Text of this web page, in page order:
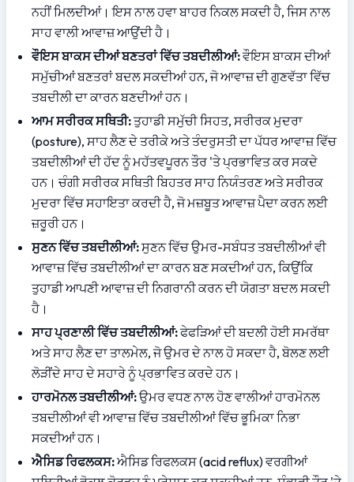
ਨਹੀਂ ਮਿਲਦੀਆਂ। ਇਸ ਨਾਲ ਹਵਾ ਬਾਹਰ ਨਿਕਲ ਸਕਦੀ ਹੈ, ਜਿਸ ਨਾਲ
ਸਾਹ ਵਾਲੀ ਆਵਾਜ਼ ਆਉਂਦੀ ਹੈ।
ਵੌਇਸ ਬਾਕਸ ਦੀਆਂ ਬਣਤਰਾਂ ਵਿੱਚ ਤਬਦੀਲੀਆਂ: ਵੌਇਸ ਬਾਕਸ ਦੀਆਂ
ਸਮੁੱਚੀਆਂ ਬਣਤਰਾਂ ਬਦਲ ਸਕਦੀਆਂ ਹਨ, ਜੋ ਆਵਾਜ਼ ਦੀ ਗੁਣਵੱਤਾ ਵਿੱਚ
ਤਬਦੀਲੀ ਦਾ ਕਾਰਨ ਬਣਦੀਆਂ ਹਨ।
ਆਮ ਸਰੀਰਕ ਸਥਿਤੀ: ਤੁਹਾਡੀ ਸਮੁੱਚੀ ਸਿਹਤ, ਸਰੀਰਕ ਮੁਦਰਾ
(posture), ਸਾਹ ਲੈਣ ਦੇ ਤਰੀਕੇ ਅਤੇ ਤੰਦਰੁਸਤੀ ਦਾ ਪੱਧਰ ਆਵਾਜ਼ ਵਿੱਚ
ਤਬਦੀਲੀਆਂ ਦੀ ਹੱਦ ਨੂੰ ਮਹੱਤਵਪੂਰਨ ਤੌਰ 'ਤੇ ਪ੍ਰਭਾਵਿਤ ਕਰ ਸਕਦੇ
ਹਨ। ਚੰਗੀ ਸਰੀਰਕ ਸਥਿਤੀ ਬਿਹਤਰ ਸਾਹ ਨਿਯੰਤਰਣ ਅਤੇ ਸਰੀਰਕ
ਮੁਦਰਾ ਵਿੱਚ ਸਹਾਇਤਾ ਕਰਦੀ ਹੈ, ਜੋ ਮਜ਼ਬੂਤ ਆਵਾਜ਼ ਪੈਦਾ ਕਰਨ ਲਈ
ਜ਼ਰੂਰੀ ਹਨ।
ਸੁਣਨ ਵਿੱਚ ਤਬਦੀਲੀਆਂ: ਸੁਣਨ ਵਿੱਚ ਉਮਰ-ਸਬੰਧਤ ਤਬਦੀਲੀਆਂ ਵੀ
ਆਵਾਜ਼ ਵਿੱਚ ਤਬਦੀਲੀਆਂ ਦਾ ਕਾਰਨ ਬਣ ਸਕਦੀਆਂ ਹਨ, ਕਿਉਂਕਿ
ਤੁਹਾਡੀ ਆਪਣੀ ਆਵਾਜ਼ ਦੀ ਨਿਗਰਾਨੀ ਕਰਨ ਦੀ ਯੋਗਤਾ ਬਦਲ ਸਕਦੀ
ਹੈ।
ਸਾਹ ਪ੍ਰਣਾਲੀ ਵਿੱਚ ਤਬਦੀਲੀਆਂ: ਫੇਫੜਿਆਂ ਦੀ ਬਦਲੀ ਹੋਈ ਸਮਰੱਥਾ
ਅਤੇ ਸਾਹ ਲੈਣ ਦਾ ਤਾਲਮੇਲ, ਜੋ ਉਮਰ ਦੇ ਨਾਲ ਹੋ ਸਕਦਾ ਹੈ, ਬੋਲਣ ਲਈ
ਲੋੜੀਂਦੇ ਸਾਹ ਦੇ ਸਹਾਰੇ ਨੂੰ ਪ੍ਰਭਾਵਿਤ ਕਰਦੇ ਹਨ।
ਹਾਰਮੋਨਲ ਤਬਦੀਲੀਆਂ: ਉਮਰ ਵਧਣ ਨਾਲ ਹੋਣ ਵਾਲੀਆਂ ਹਾਰਮੋਨਲ
ਤਬਦੀਲੀਆਂ ਵੀ ਆਵਾਜ਼ ਵਿੱਚ ਤਬਦੀਲੀਆਂ ਵਿੱਚ ਭੂਮਿਕਾ ਨਿਭਾ
ਸਕਦੀਆਂ ਹਨ।
ਐਸਿਡ ਰਿਫਲਕਸ: ਐਸਿਡ ਰਿਫਲਕਸ (acid reflux) ਵਰਗੀਆਂ